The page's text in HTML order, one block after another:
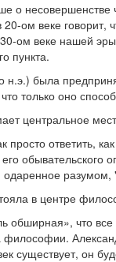
о несовершенстве
ом веке говорит,
ом веке нашей
пункта.
была
только оно
центральное
просто ответить,
одаренное
в центре
что
существует, он